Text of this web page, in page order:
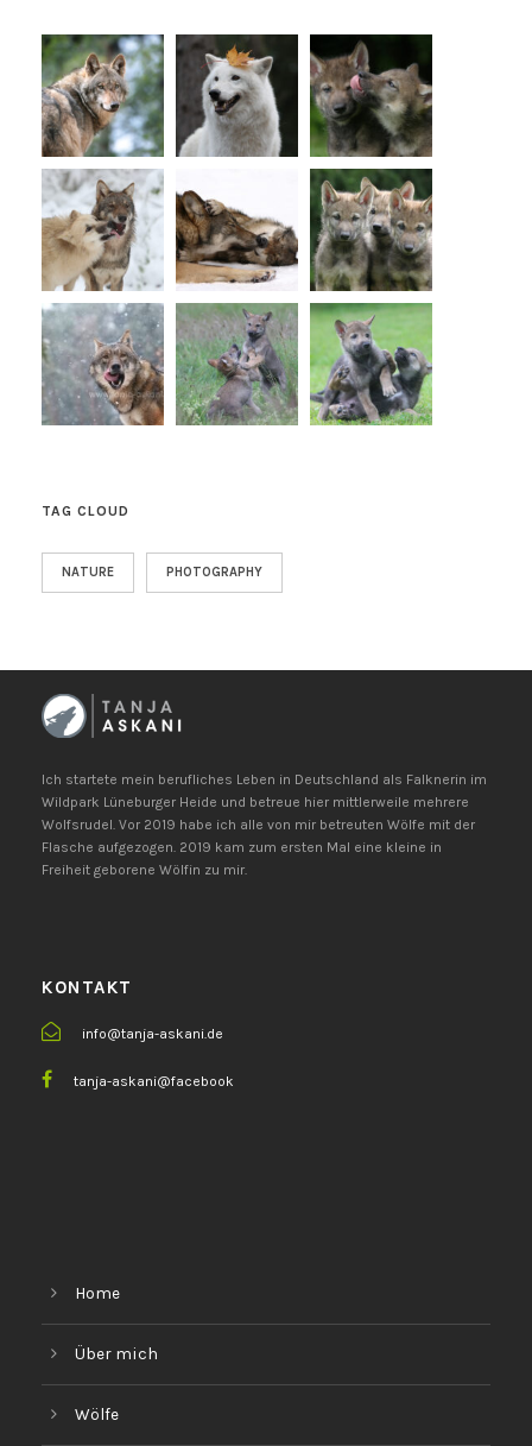
TAG CLOUD
NATURE PHOTOGRAPHY
Ich startete mein berufliches Leben in Deutschland als Falknerin im
Wildpark Lüneburger Heide und betreue hier mittlerweile mehrere
Wolfsrudel. Vor 2019 habe ich alle von mir betreuten Wölfe mit der
Flasche aufgezogen. 2019 kam zum ersten Mal eine kleine in
Freiheit geborene Wölfin zu mir.
KONTAKT
info@tanja-askani.de
tanja-askani@facebook
Home
Über mich
Wölfe